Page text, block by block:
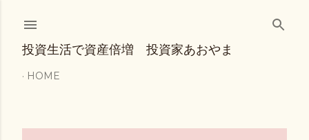
投資生活で資産倍増 投資家あおやま
HOME